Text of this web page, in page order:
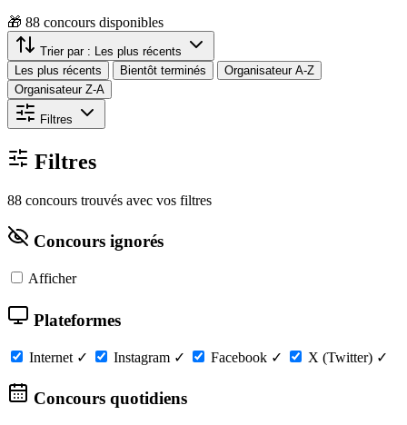
🎁 88 concours disponibles
Trier par :
Les plus récents
Les plus récents
Bientôt terminés
Organisateur A-Z
Organisateur Z-A
Filtres
Filtres
88 concours trouvés avec vos filtres
Concours ignorés
Afficher
Plateformes
Internet ✓ Instagram ✓ Facebook ✓ X (Twitter) ✓
Concours quotidiens